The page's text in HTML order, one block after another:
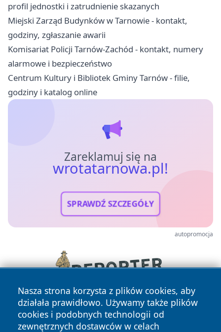
profil jednostki i zatrudnienie skazanych
Miejski Zarząd Budynków w Tarnowie - kontakt,
godziny, zgłaszanie awarii
Komisariat Policji Tarnów-Zachód - kontakt, numery
alarmowe i bezpieczeństwo
Centrum Kultury i Bibliotek Gminy Tarnów - filie,
godziny i katalog online
Zareklamuj się na
wrotatarnowa.pl!
SPRAWDŹ SZCZEGÓŁY
autopromocja
Nasza strona korzysta z plików cookies, aby
działała prawidłowo. Używamy także plików
cookies i podobnych technologii od
zewnętrznych dostawców w celach